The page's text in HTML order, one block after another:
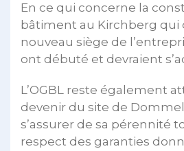
En ce qui concerne la
bâtiment au Kirchberg qui
nouveau siège de
ont débuté et devraient
L’OGBL reste également
devenir du site de
s’assurer de sa pérennité
respect des garanties